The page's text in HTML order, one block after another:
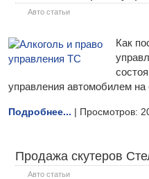
Авто статьи
Как
управления автомобилем на
Подробнее... | Просмотров:
Продажа скутеров
Авто статьи